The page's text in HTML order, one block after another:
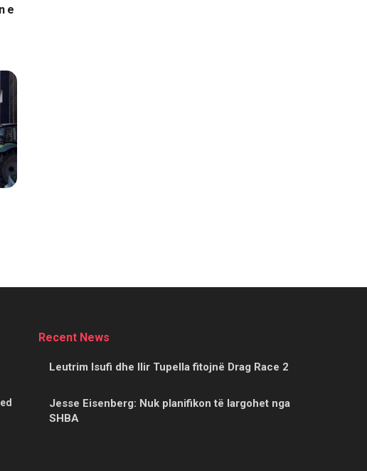
e
Recent News
Leutrim Isufi dhe Ilir Tupella fitojnë Drag Race 2
Jesse Eisenberg: Nuk planifikon të largohet nga
SHBA